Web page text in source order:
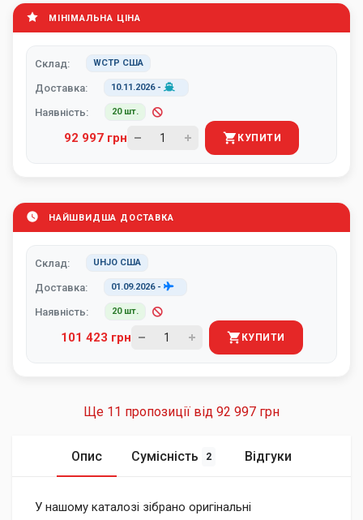
МІНІМАЛЬНА ЦІНА
Склад: WCTP США
Доставка: 10.11.2026-
Наявність: 20 шт.
92 997 грн КУПИТИ
НАЙШВИДША ДОСТАВКА
Склад: UHJO США
Доставка: 01.09.2026-
Наявність: 20 шт.
101 423 грн КУПИТИ
Ще 11 пропозиції від 92 997 грн
Опис Сумісність 2 Відгуки
У нашому каталозі зібрано оригінальні